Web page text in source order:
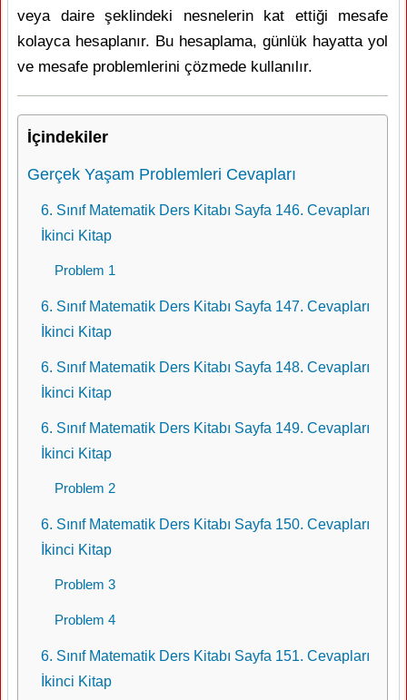
veya daire şeklindeki nesnelerin kat ettiği mesafe
kolayca hesaplanır. Bu hesaplama, günlük hayatta yol
ve mesafe problemlerini çözmede kullanılır.
İçindekiler
Gerçek Yaşam Problemleri Cevapları
6. Sınıf Matematik Ders Kitabı Sayfa 146. Cevapları
İkinci Kitap
Problem 1
6. Sınıf Matematik Ders Kitabı Sayfa 147. Cevapları
İkinci Kitap
6. Sınıf Matematik Ders Kitabı Sayfa 148. Cevapları
İkinci Kitap
6. Sınıf Matematik Ders Kitabı Sayfa 149. Cevapları
İkinci Kitap
Problem 2
6. Sınıf Matematik Ders Kitabı Sayfa 150. Cevapları
İkinci Kitap
Problem 3
Problem 4
6. Sınıf Matematik Ders Kitabı Sayfa 151. Cevapları
İkinci Kitap